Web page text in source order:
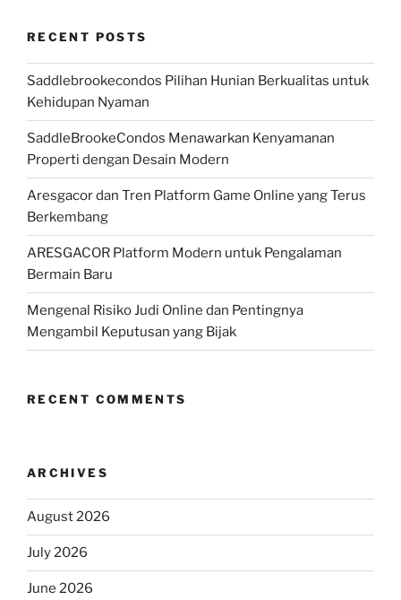
RECENT POSTS
Saddlebrookecondos Pilihan Hunian Berkualitas untuk
Kehidupan Nyaman
SaddleBrookeCondos Menawarkan Kenyamanan
Properti dengan Desain Modern
Aresgacor dan Tren Platform Game Online yang Terus
Berkembang
ARESGACOR Platform Modern untuk Pengalaman
Bermain Baru
Mengenal Risiko Judi Online dan Pentingnya
Mengambil Keputusan yang Bijak
RECENT COMMENTS
ARCHIVES
August 2026
July 2026
June 2026